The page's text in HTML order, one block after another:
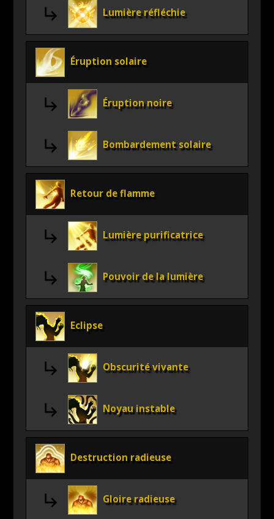
Lumière réfléchie
Éruption solaire
Éruption noire
Bombardement solaire
Retour de flamme
Lumière purificatrice
Pouvoir de la lumière
Eclipse
Obscurité vivante
Noyau instable
Destruction radieuse
Gloire radieuse